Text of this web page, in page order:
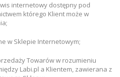
internetowy dostępny pod
którego Klient może w
w Sklepie Internetowym;
Towarów w rozumieniu
Labi.pl a Klientem, zawierana z